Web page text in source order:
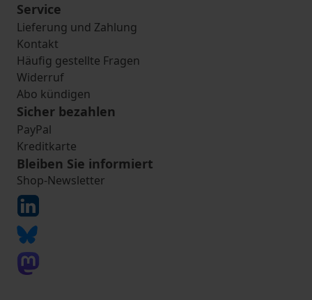
Service
Lieferung und Zahlung
Kontakt
Häufig gestellte Fragen
Widerruf
Abo kündigen
Sicher bezahlen
PayPal
Kreditkarte
Bleiben Sie informiert
Shop-Newsletter